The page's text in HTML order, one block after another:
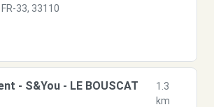
FR-33, 33110
- S&You - LE BOUSCAT
1.3
km